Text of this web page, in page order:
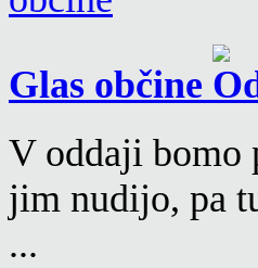
Glas občine
V oddaji bomo
jim nudijo, pa
...